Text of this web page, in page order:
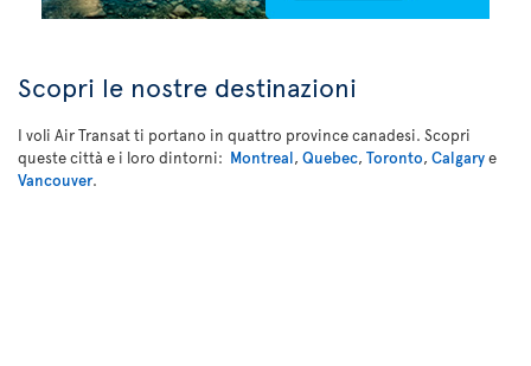
Scopri le nostre destinazioni
I voli Air Transat ti portano in quattro province canadesi. Scopri
queste città e i loro dintorni: Montreal, Quebec, Toronto, Calgarye
Vancouver.